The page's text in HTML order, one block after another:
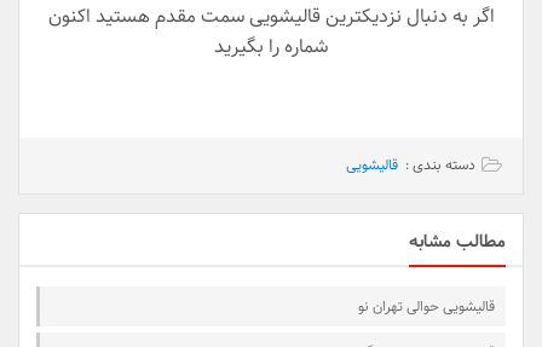
اگر به دنبال نزدیکترین قالیشویی سمت مقدم هستید اکنون
شماره را بگیرید
دسته بندی : قالیشویی
مطالب مشابه
قالیشویی حوالی تهران نو